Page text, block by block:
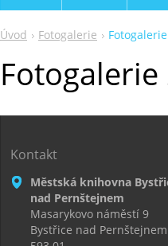
Úvod Fotogalerie
Fotogalerie
Kontakt
Městská knihovna
nad Pernštejnem
Masarykovo náměstí 9
Bystřice nad Pernštejnem